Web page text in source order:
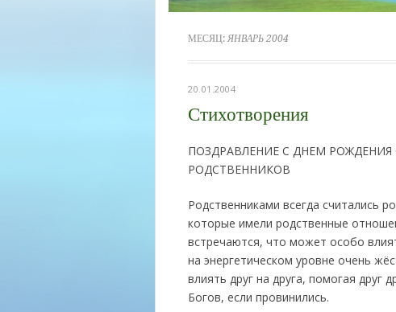
МЕСЯЦ: ЯНВАРЬ 2004
20.01.2004
Стихотворения
ПОЗДРАВЛЕНИЕ С ДНЕМ РОЖДЕНИЯ
РОДСТВЕННИКОВ
Родственниками всегда считались
которые имели родственные
встречаются, что может особо
на энергетическом уровне очень
влиять друг на друга, помогая друг
Богов, если провинились.